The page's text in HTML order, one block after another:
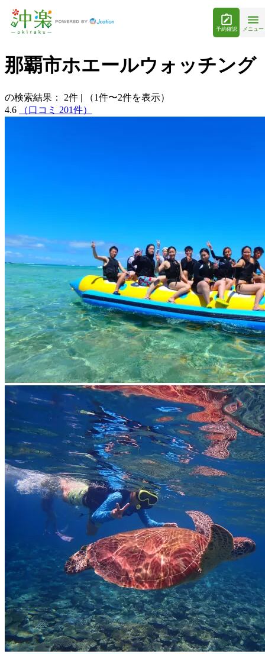
予約確認 メニュー
那覇市ホエールウォッチング
の検索結果： 2件 |
（1件〜2件を表示）
4.6
（口コミ 201件）